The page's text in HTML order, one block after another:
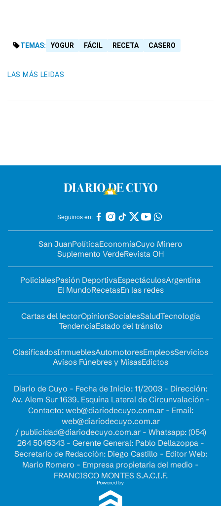
TEMAS: YOGUR FÁCIL RECETA CASERO
LAS MÁS LEIDAS
Seguinos en:
San JuanPolíticaEconomíaCuyo Minero
Suplemento VerdeRevista OH
PolicialesPasión DeportivaEspectáculosArgentina
El MundoRecetasEn las redes
Cartas del lectorOpinionSocialesSaludTecnología
TendenciaEstado del tránsito
ClasificadosInmueblesAutomotoresEmpleosServicios
Avisos Fúnebres y MisasEdictos
Diario de Cuyo - Fecha de Inicio: 11/2003 - Dirección:
Av. Alem Sur 1639. Esquina Lateral de Circunvalación -
Contacto: web@diariodecuyo.com.ar- Email:
web@diariodecuyo.com.ar
/ publicidad@diariodecuyo.com.ar- Whatsapp: (054)
264 5045343 - Gerente General: Pablo Dellazoppa -
Secretario de Redacción: Diego Castillo - Editor Web:
Mario Romero - Empresa propietaria del medio -
FRANCISCO MONTES S.A.C.I.F.